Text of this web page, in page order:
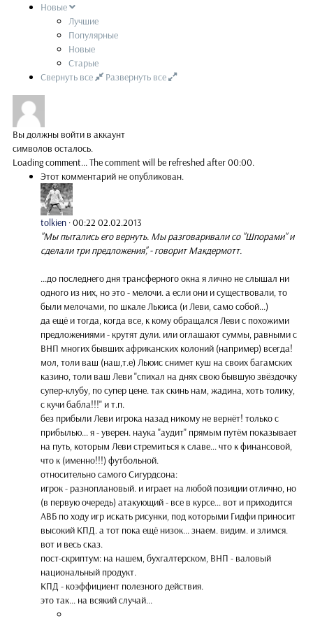
Новые
Лучшие
Популярные
Новые
Старые
Свернуть все
Развернуть все
Вы должны войти в аккаунт
символов осталось.
Loading comment...The comment will be refreshed after00:00.
Этот комментарий не опубликован.
tolkien ·00:22 02.02.2013
"Мы пытались его вернуть. Мы разговаривали со "Шпорами" и
сделали три предложения", - говорит Макдермотт.
...до последнего дня трансферного окна я лично не слышал ни
одного из них, но это - мелочи. а если они и существовали, то
были мелочами, по шкале Льюиса (и Леви, само собой...)
да ещё и тогда, когда все, к кому обращался Леви с похожими
предложениями - крутят дули. или оглашают суммы, равными с
ВНП многих бывших африканских колоний (например) всегда!
мол, толи ваш (наш,т.е) Льюис снимет куш на своих багамских
казино, толи ваш Леви "спихал на днях свою бывшую звёздочку
супер-клубу, по супер цене. так скинь нам, жадина, хоть толику,
с кучи бабла!!!" и т.п.
без прибыли Леви игрока назад никому не вернёт! только с
прибылью... я - уверен. наука "аудит" прямым путём показывает
на путь, которым Леви стремиться к славе... что к финансовой,
что к (именно!!!) футбольной.
относительно самого Сигурдсона:
игрок - разноплановый. и играет на любой позиции отлично, но
(в первую очередь) атакующий - все в курсе... вот и приходится
АВБ по ходу игр искать рисунки, под которыми Гидфи приносит
высокий КПД. а тот пока ещё низок... знаем. видим. и злимся.
вот и весь сказ.
пост-скриптум: на нашем, бухгалтерском, ВНП - валовый
национальный продукт.
КПД - коэффициент полезного действия.
это так... на всякий случай...